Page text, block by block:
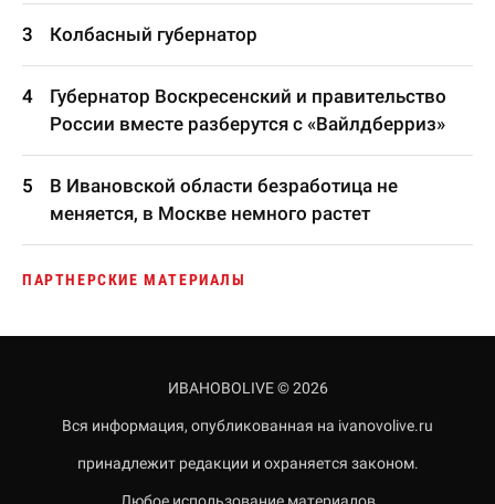
Колбасный губернатор
Губернатор Воскресенский и правительство
России вместе разберутся с «Вайлдберриз»
В Ивановской области безработица не
меняется, в Москве немного растет
ПАРТНЕРСКИЕ МАТЕРИАЛЫ
ИВАНОВОLIVE © 2026
Вся информация, опубликованная на ivanovolive.ru
принадлежит редакции и охраняется законом.